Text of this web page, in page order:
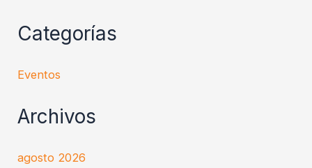
Categorías
Eventos
Archivos
agosto 2026